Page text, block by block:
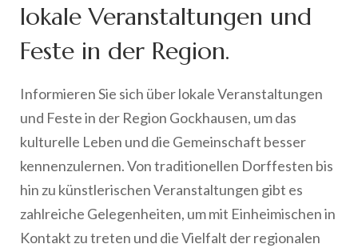
lokale Veranstaltungen und
Feste in der Region.
Informieren Sie sich über lokale Veranstaltungen
und Feste in der Region Gockhausen, um das
kulturelle Leben und die Gemeinschaft besser
kennenzulernen. Von traditionellen Dorffesten bis
hin zu künstlerischen Veranstaltungen gibt es
zahlreiche Gelegenheiten, um mit Einheimischen in
Kontakt zu treten und die Vielfalt der regionalen